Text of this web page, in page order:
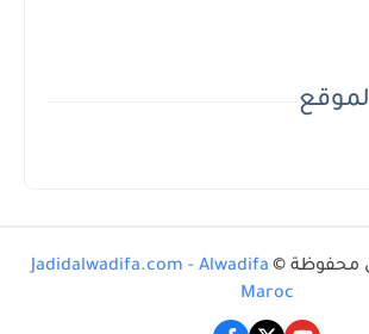
محفوظة © Jadidalwadifa.com - Alwadifa
Maroc